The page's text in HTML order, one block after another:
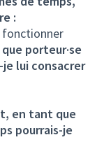
:
fonctionner
porteur·se
lui consacrer
en tant que
pourrais-je